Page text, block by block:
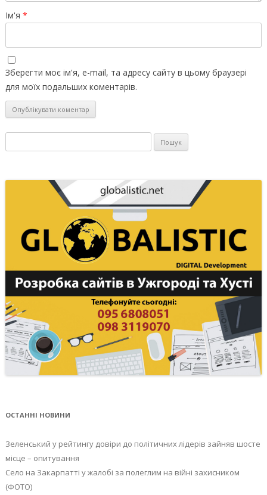
Ім'я *
Зберегти моє ім'я, e-mail, та адресу сайту в цьому браузері
для моїх подальших коментарів.
ОСТАННІ НОВИНИ
Зеленський у рейтингу довіри до політичних лідерів зайняв шосте
місце – опитування
Село на Закарпатті у жалобі за полеглим на війні захисником
(ФОТО)